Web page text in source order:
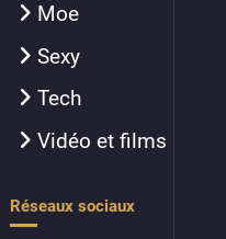
Moe
Sexy
Tech
Vidéo et films
Réseaux sociaux